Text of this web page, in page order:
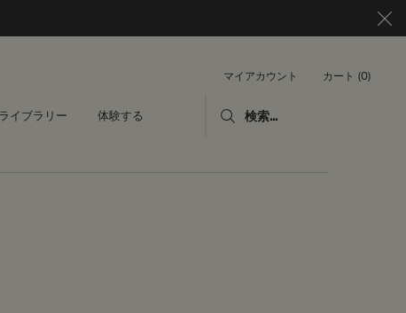
マイアカウント カート 0
0 カート内の製品
ライブラリー 体験する 検索...